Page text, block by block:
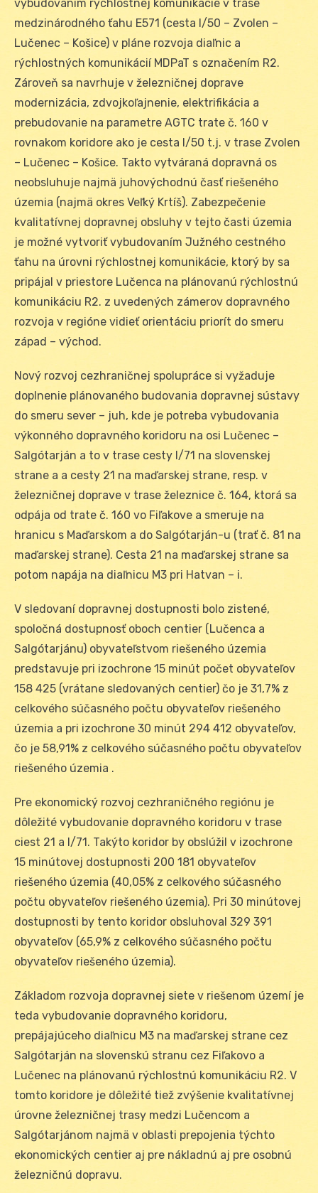
vybudovaním rýchlostnej komunikácie v trase
medzinárodného ťahu E571 (cesta I/50 – Zvolen –
Lučenec – Košice) v pláne rozvoja diaľnic a
rýchlostných komunikácií MDPaT s označením R2.
Zároveň sa navrhuje v železničnej doprave
modernizácia, zdvojkoľajnenie, elektrifikácia a
prebudovanie na parametre AGTC trate č. 160 v
rovnakom koridore ako je cesta I/50 t.j. v trase Zvolen
– Lučenec – Košice. Takto vytváraná dopravná os
neobsluhuje najmä juhovýchodnú časť riešeného
územia (najmä okres Veľký Krtíš). Zabezpečenie
kvalitatívnej dopravnej obsluhy v tejto časti územia
je možné vytvoriť vybudovaním Južného cestného
ťahu na úrovni rýchlostnej komunikácie, ktorý by sa
pripájal v priestore Lučenca na plánovanú rýchlostnú
komunikáciu R2. z uvedených zámerov dopravného
rozvoja v regióne vidieť orientáciu priorít do smeru
západ – východ.
Nový rozvoj cezhraničnej spolupráce si vyžaduje
doplnenie plánovaného budovania dopravnej sústavy
do smeru sever – juh, kde je potreba vybudovania
výkonného dopravného koridoru na osi Lučenec –
Salgótarján a to v trase cesty I/71 na slovenskej
strane a a cesty 21 na maďarskej strane, resp. v
železničnej doprave v trase železnice č. 164, ktorá sa
odpája od trate č. 160 vo Fiľakove a smeruje na
hranicu s Maďarskom a do Salgótarján-u (trať č. 81 na
maďarskej strane). Cesta 21 na maďarskej strane sa
potom napája na diaľnicu M3 pri Hatvan – i.
V sledovaní dopravnej dostupnosti bolo zistené,
spoločná dostupnosť oboch centier (Lučenca a
Salgótarjánu) obyvateľstvom riešeného územia
predstavuje pri izochrone 15 minút počet obyvateľov
158 425 (vrátane sledovaných centier) čo je 31,7% z
celkového súčasného počtu obyvateľov riešeného
územia a pri izochrone 30 minút 294 412 obyvateľov,
čo je 58,91% z celkového súčasného počtu obyvateľov
riešeného územia .
Pre ekonomický rozvoj cezhraničného regiónu je
dôležité vybudovanie dopravného koridoru v trase
ciest 21 a I/71. Takýto koridor by obslúžil v izochrone
15 minútovej dostupnosti 200 181 obyvateľov
riešeného územia (40,05% z celkového súčasného
počtu obyvateľov riešeného územia). Pri 30 minútovej
dostupnosti by tento koridor obsluhoval 329 391
obyvateľov (65,9% z celkového súčasného počtu
obyvateľov riešeného územia).
Základom rozvoja dopravnej siete v riešenom území je
teda vybudovanie dopravného koridoru,
prepájajúceho diaľnicu M3 na maďarskej strane cez
Salgótarján na slovenskú stranu cez Fiľakovo a
Lučenec na plánovanú rýchlostnú komunikáciu R2. V
tomto koridore je dôležité tiež zvýšenie kvalitatívnej
úrovne železničnej trasy medzi Lučencom a
Salgótarjánom najmä v oblasti prepojenia týchto
ekonomických centier aj pre nákladnú aj pre osobnú
železničnú dopravu.